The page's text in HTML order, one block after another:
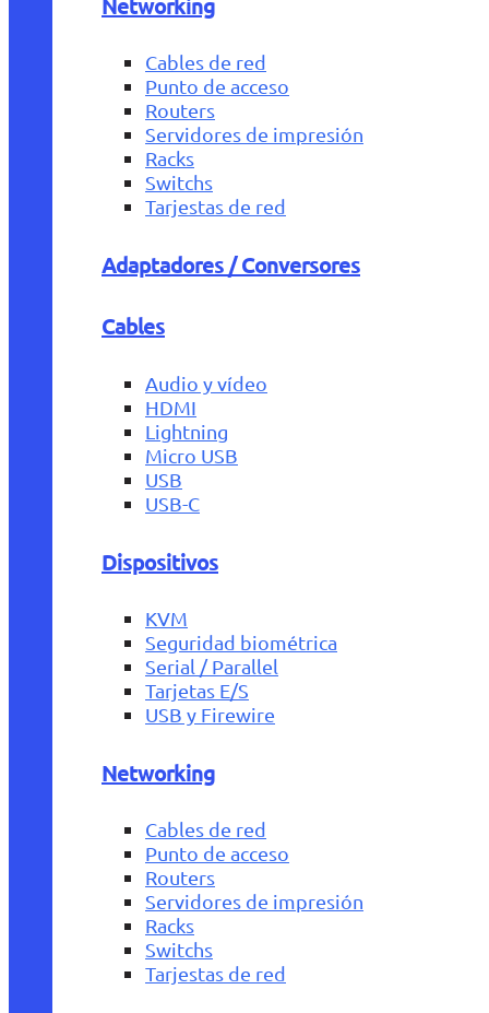
Cables de red
Punto de acceso
Routers
Servidores de impresión
Racks
Switchs
Tarjestas de red
Adaptadores / Conversores
Cables
Audio y vídeo
HDMI
Lightning
Micro USB
USB
USB-C
Dispositivos
KVM
Seguridad biométrica
Serial / Parallel
Tarjetas E/S
USB y Firewire
Networking
Cables de red
Punto de acceso
Routers
Servidores de impresión
Racks
Switchs
Tarjestas de red